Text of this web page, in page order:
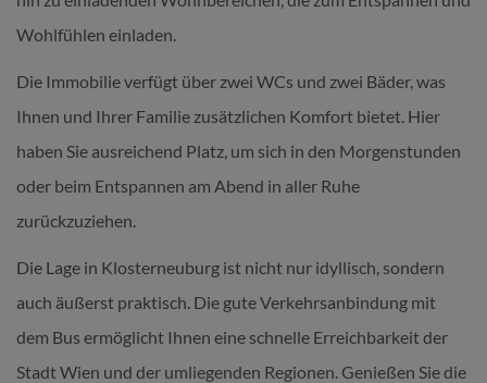
Wohlfühlen einladen.
Die Immobilie verfügt über zwei WCs und zwei Bäder, was
Ihnen und Ihrer Familie zusätzlichen Komfort bietet. Hier
haben Sie ausreichend Platz, um sich in den Morgenstunden
oder beim Entspannen am Abend in aller Ruhe
zurückzuziehen.
Die Lage in Klosterneuburg ist nicht nur idyllisch, sondern
auch äußerst praktisch. Die gute Verkehrsanbindung mit
dem Bus ermöglicht Ihnen eine schnelle Erreichbarkeit der
Stadt Wien und der umliegenden Regionen. Genießen Sie die